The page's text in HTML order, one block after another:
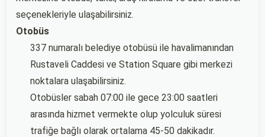
seçenekleriyle ulaşabilirsiniz.
Otobüs
337 numaralı belediye otobüsü ile havalimanından
Rustaveli Caddesi ve Station Square gibi merkezi
noktalara ulaşabilirsiniz.
Otobüsler sabah 07:00 ile gece 23:00 saatleri
arasında hizmet vermekte olup yolculuk süresi
trafiğe bağlı olarak ortalama 45-50 dakikadır.